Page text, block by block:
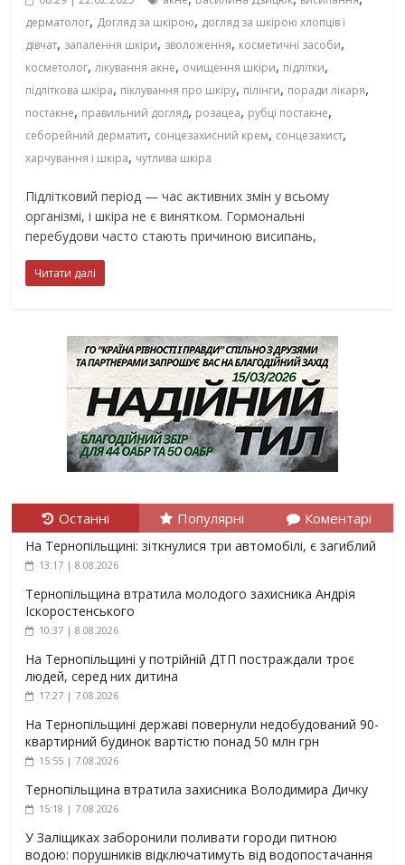
дерматолог, Догляд за шкірою, догляд за шкірою хлопців і
дівчат, запалення шкіри, зволоження, косметичні засоби,
косметолог,лікування акне, очищення шкіри, підлітки,
підліткова шкіра, піклування про шкіру, пілінги, поради лікаря,
постакне, правильний догляд, розацеа, рубці постакне,
себорейний дерматит, сонцезахисний крем, сонцезахист,
харчування і шкіра, чутлива шкіра
Підлітковий період — час активних змін у всьому
організмі, і шкіра не є винятком. Гормональні
перебудови часто стають причиною висипань,
Читати далі
Останні Популярні Коментарі
На Тернопільщині: зіткнулися три автомобілі, є загиблий
13:17 | 8.08.2026
Тернопільщина втратила молодого захисника Андрія
Іскоростенського
10:37 | 8.08.2026
На Тернопільщині у потрійній ДТП постраждали троє
людей, серед них дитина
17:27 | 7.08.2026
На Тернопільщині державі повернули недобудований 90-
квартирний будинок вартістю понад 50 млн грн
15:55 | 7.08.2026
Тернопільщина втратила захисника Володимира Дичку
15:18 | 7.08.2026
У Заліщиках заборонили поливати городи питною
водою: порушників відключатимуть від водопостачання